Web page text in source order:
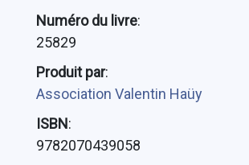
Numéro du livre:
25829
Produit par:
Association Valentin Haüy
ISBN:
9782070439058